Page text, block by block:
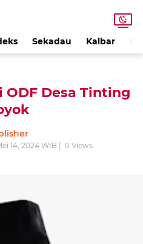
Sekadau Kalbar
ODF Desa Tinting
14, 2024 WIB | 0 Views